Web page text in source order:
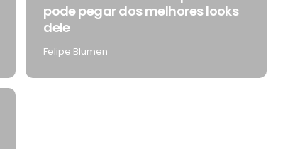
pode pegar dos melhores looks
dele
Felipe Blumen